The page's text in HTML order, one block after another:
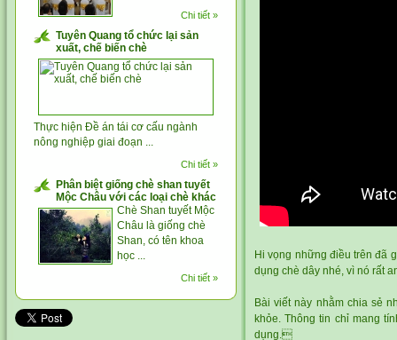
Chi tiết »
Tuyên Quang tổ chức lại sản
xuất, chế biến chè
Thực hiện Đề án tái cơ cấu ngành
nông nghiệp giai đoạn ...
Chi tiết »
Phân biệt giống chè shan tuyết
Mộc Châu với các loại chè khác
Chè Shan tuyết Mộc
Châu là giống chè
Shan, có tên khoa
học ...
Chi tiết »
Hi vọng những điều trên đã
dụng chè dây nhé, vì nó rất
Bài viết này nhằm chia sẻ
khỏe. Thông tin chỉ mang
dụng.